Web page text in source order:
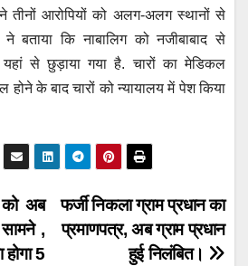
तीनों आरोपियों को अलग-अलग स्थानों से
बताया कि नाबालिग को नजीबाबाद से
यहां से छुड़ाया गया है. चारों का मेडिकल
होने के बाद चारों को न्यायालय में पेश किया
फर्जी निकला ग्राम प्रधान का
प्रमाणपत्र, अब ग्राम प्रधान
हुई निलंबित।
को अब
,
5